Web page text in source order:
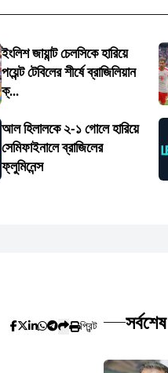
ইংলিশ জায়ান্ট চেলসিকে হারিয়ে
পয়েন্ট টেবিলের শীর্ষে ব্রাজিলিয়ান
ক্...
আল হিলালকে ২-১ গোলে হারিয়ে
সেমিফাইনালে ব্রাজিলের
ফ্লুমিনেন্স
প্রিন্ট সর্বশেষ